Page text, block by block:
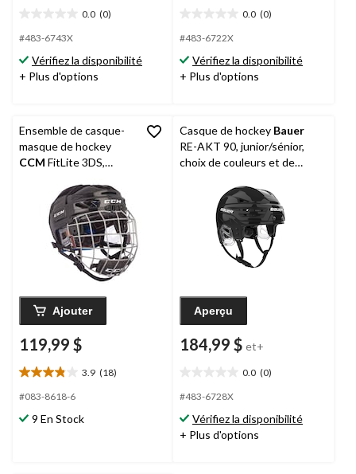
0.0 (0)
étoile(s)
5.
#483-6743X
Vérifiez la disponibilité
+ Plus d'options
0.0 (0)
étoile(s)
5.
#483-6722X
Vérifiez la disponibilité
+ Plus d'options
Ensemble de casque-
masque de hockey
CCM FitLite 3DS,
Ajouter
119,99 $
3.9 (18)
3.9
étoile(s)
5.
#083-8618-6
9 En Stock
Casque de hockey Bauer
RE-AKT 90, junior/sénior,
choix de couleurs et de
Aperçu
184,99 $ et+
0.0 (0)
étoile(s)
5.
#483-6728X
Vérifiez la disponibilité
+ Plus d'options